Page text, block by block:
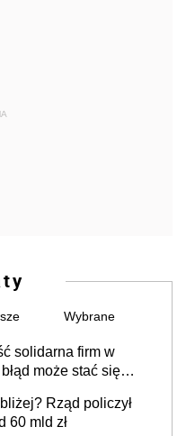
Wybrane
solidarna firm w
może stać się
Rząd policzył
60 mld zł